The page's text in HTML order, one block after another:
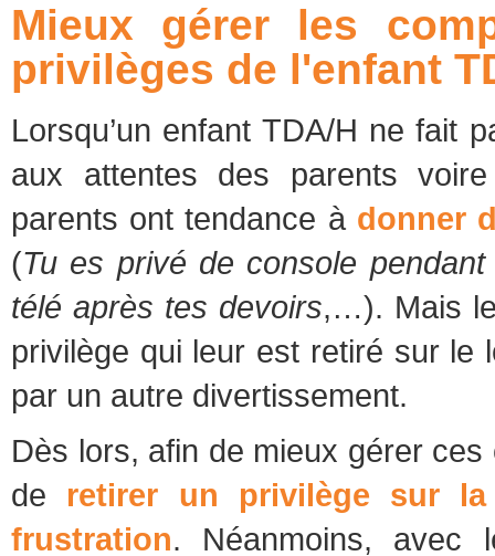
Mieux gérer les
privilèges de l'enfant
Lorsqu’un enfant TDA/H ne fait
aux attentes des parents
parents ont tendance à donner
(Tu es privé de console
télé après tes devoirs,…). Mais
privilège qui leur est retiré sur le
par un autre divertissement.
Dès lors, afin de mieux gérer
de retirer un privilège sur
frustration. Néanmoins, avec